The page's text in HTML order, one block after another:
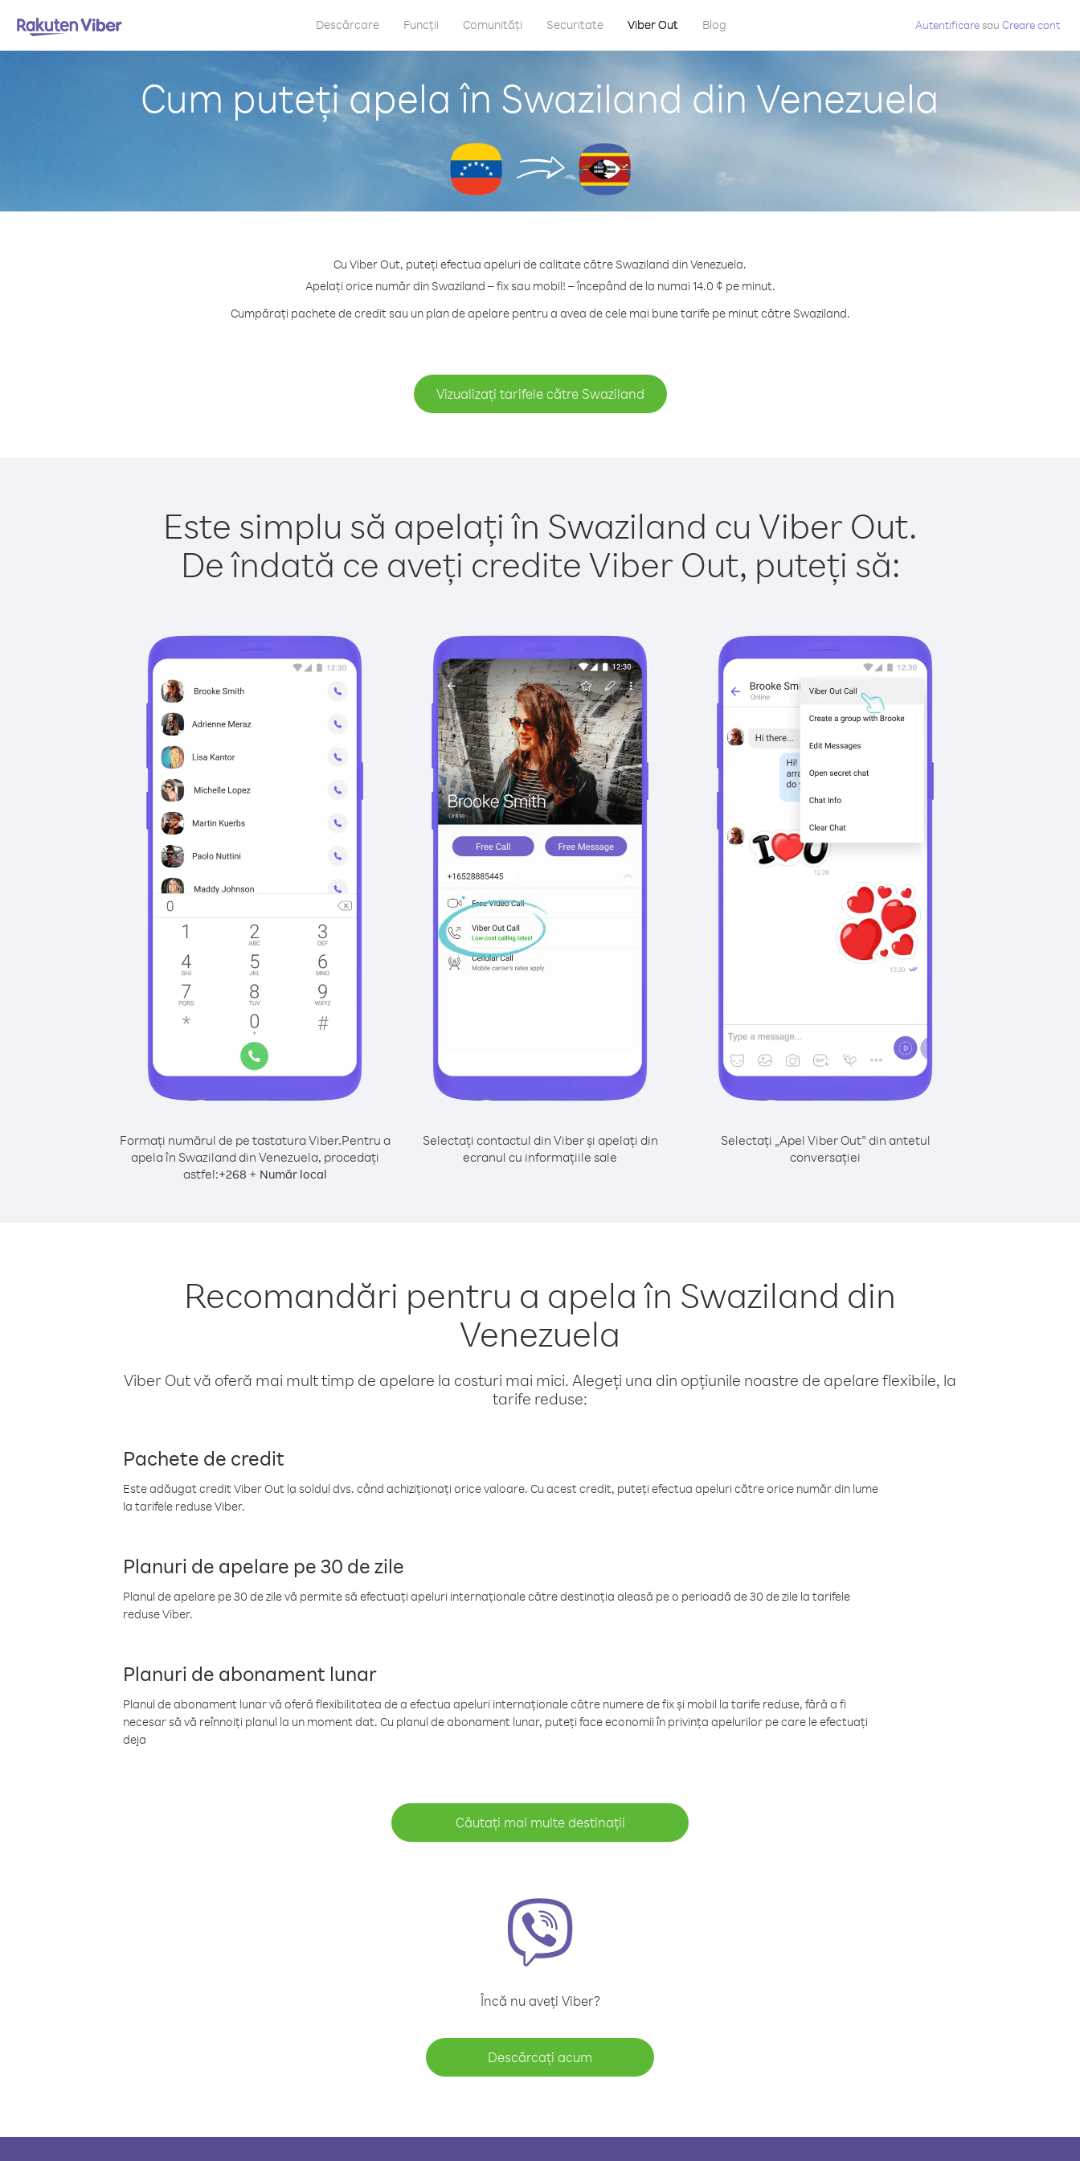
Descărcare Funcții Comunități Securitate Viber Out Blog Autentificaresau Creare cont
Cum puteți apela în Swaziland din Venezuela
Cu Viber Out, puteți efectua apeluri de calitate către Swaziland din Venezuela.
Apelați orice număr din Swaziland – fix sau mobil! – începând de la numai 14.0 ¢ pe minut.
Cumpărați pachete de credit sau un plan de apelare pentru a avea de cele mai bune tarife pe minut către Swaziland.
Vizualizați tarifele către Swaziland
Este simplu să apelați în Swaziland cu Viber Out.
De îndată ce aveți credite Viber Out, puteți să:
Formați numărul de pe tastatura Viber.Pentru a
apela în Swaziland din Venezuela, procedați
astfel:+268 + Număr local
Selectați contactul din Viber și apelați din
ecranul cu informațiile sale
Selectați „Apel Viber Out” din antetul
conversației
Recomandări pentru a apela în Swaziland din
Venezuela
Viber Out vă oferă mai mult timp de apelare la costuri mai mici. Alegeți una din opțiunile noastre de apelare flexibile, la
tarife reduse:
Pachete de credit
Este adăugat credit Viber Out la soldul dvs. când achiziționați orice valoare. Cu acest credit, puteți efectua apeluri către orice număr din lume
la tarifele reduse Viber.
Planuri de apelare pe 30 de zile
Planul de apelare pe 30 de zile vă permite să efectuați apeluri internaționale către destinația aleasă pe o perioadă de 30 de zile la tarifele
reduse Viber.
Planuri de abonament lunar
Planul de abonament lunar vă oferă flexibilitatea de a efectua apeluri internaționale către numere de fix și mobil la tarife reduse, fără a fi
necesar să vă reînnoiți planul la un moment dat. Cu planul de abonament lunar, puteți face economii în privința apelurilor pe care le efectuați
deja
Căutați mai multe destinații
Încă nu aveți Viber?
Descărcați acum